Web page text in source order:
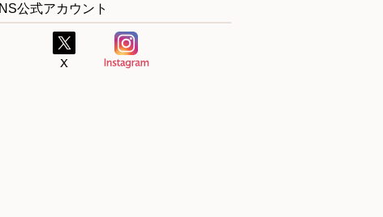
公式アカウント